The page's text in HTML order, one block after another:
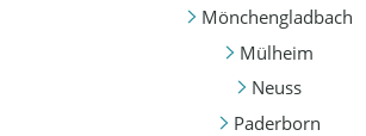
Mönchengladbach
Mülheim
Neuss
Paderborn